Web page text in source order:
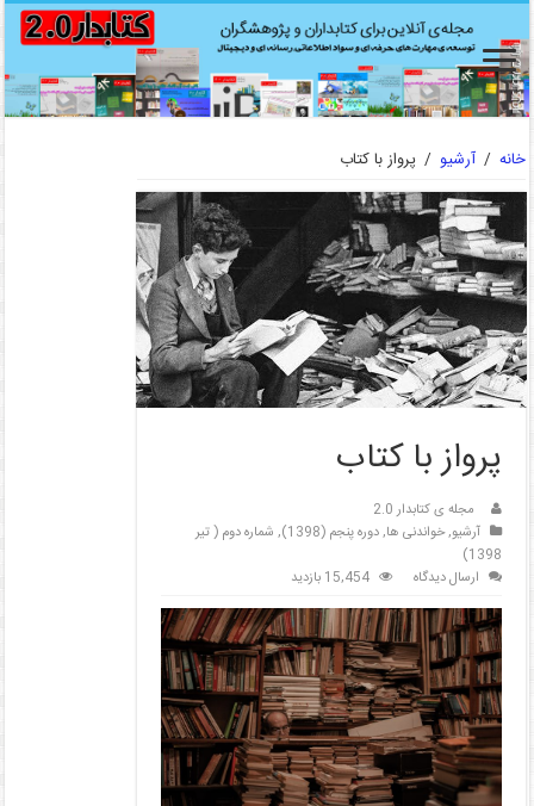
خانه / آرشیو / پرواز با کتاب
پرواز با کتاب
مجله ی کتابدار 2.0
آرشیو,خواندنی ها,دوره پنجم (1398) , شماره دوم ( تیر
1398)
ارسال دیدگاه
15,454 بازدید